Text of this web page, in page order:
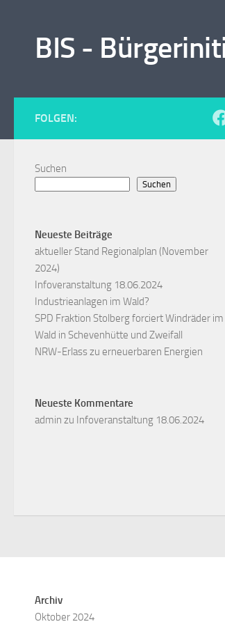
BIS -
FOLGEN:
Suchen
Suchen
Neueste Beiträge
aktueller Stand Regionalplan (November
2024)
Infoveranstaltung 18.06.2024
Industrieanlagen im Wald?
SPD Fraktion Stolberg forciert Windräder im
Wald in Schevenhütte und Zweifall
NRW-Erlass zu erneuerbaren Energien
Neueste Kommentare
admin zu Infoveranstaltung 18.06.2024
Archiv
Oktober 2024